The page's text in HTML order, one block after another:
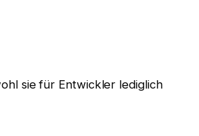
sie für Entwickler lediglich